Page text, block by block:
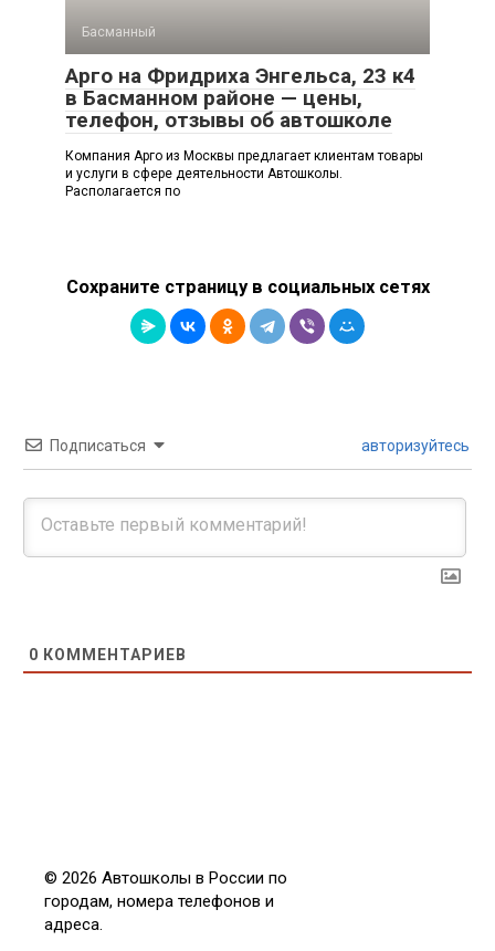
Басманный
Арго на Фридриха Энгельса, 23 к4
в Басманном районе — цены,
телефон, отзывы об автошколе
Компания Арго из Москвы предлагает клиентам товары
и услуги в сфере деятельности Автошколы.
Располагается по
Сохраните страницу в социальных сетях
Подписаться авторизуйтесь
0 КОММЕНТАРИЕВ
© 2026 Автошколы в России по
городам, номера телефонов и
адреса.